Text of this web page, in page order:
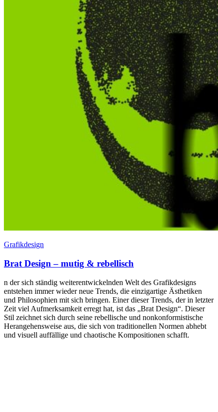
Grafikdesign
Brat Design – mutig & rebellisch
n der sich ständig weiterentwickelnden Welt des Grafikdesigns
entstehen immer wieder neue Trends, die einzigartige Ästhetiken
und Philosophien mit sich bringen. Einer dieser Trends, der in letzter
Zeit viel Aufmerksamkeit erregt hat, ist das „Brat Design“. Dieser
Stil zeichnet sich durch seine rebellische und nonkonformistische
Herangehensweise aus, die sich von traditionellen Normen abhebt
und visuell auffällige und chaotische Kompositionen schafft.